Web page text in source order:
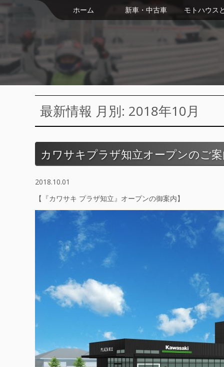
ホーム 新車・中古車 モトハウス
最新情報 月別: 2018年10月
カワサキプラザ知立オープンのご
2018.10.01
【『カワサキ プラザ知立』オープンの御案内】